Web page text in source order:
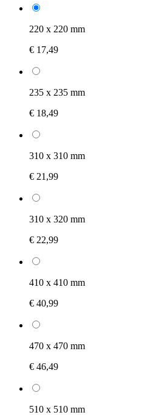
220 x 220 mm
€ 17,49
235 x 235 mm
€ 18,49
310 x 310 mm
€ 21,99
310 x 320 mm
€ 22,99
410 x 410 mm
€ 40,99
470 x 470 mm
€ 46,49
510 x 510 mm